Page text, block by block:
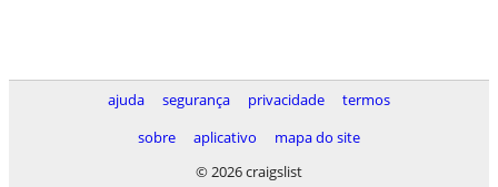
ajuda segurança privacidade
termos
sobre
aplicativo
mapa do site
© 2026 craigslist